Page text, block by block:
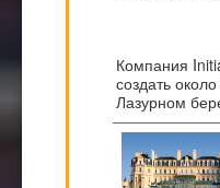
Компания
создать
Лазурном